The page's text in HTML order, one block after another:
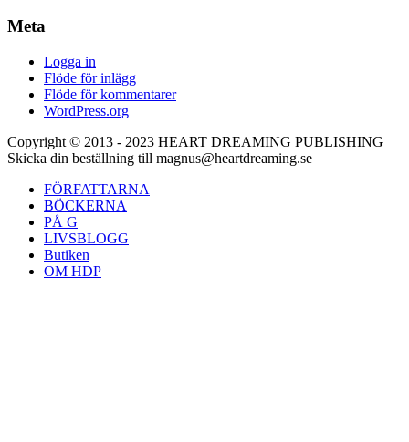
Meta
Logga in
Flöde för inlägg
Flöde för kommentarer
WordPress.org
Copyright © 2013 - 2023 HEART DREAMING PUBLISHING
Skicka din beställning till magnus@heartdreaming.se
FÖRFATTARNA
BÖCKERNA
PÅ G
LIVSBLOGG
Butiken
OM HDP